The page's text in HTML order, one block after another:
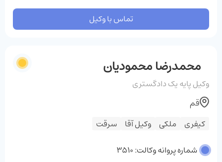
تماس با وکیل
محمدرضا محمودیان
وکیل پایه یک دادگستری
کیفری ملکی وکیل آقا سرقت
قم
شماره پروانه وکالت: 3510